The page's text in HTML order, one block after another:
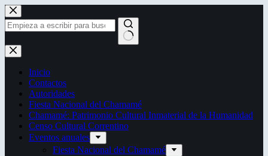
Saltar
al
contenido
Sin
resultados
Inicio
Contactos
Autoridades
Fiesta Nacional del Chamamé
Chamamé: Patrimonio Cultural Inmaterial de la Humanidad
Censo Cultural Correntino
Eventos anuales
Fiesta Nacional del Chamamé